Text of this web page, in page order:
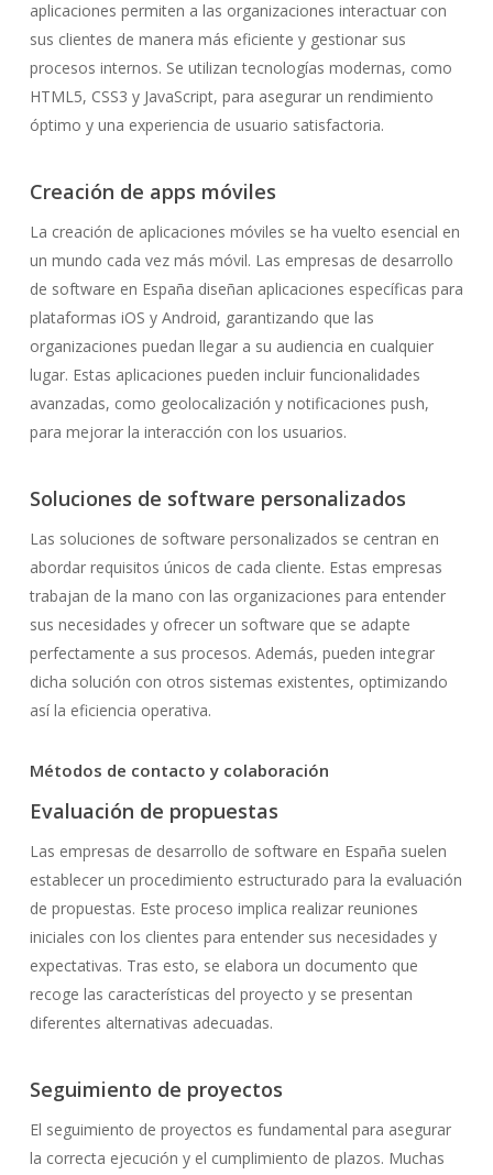
aplicaciones permiten a las organizaciones interactuar con
sus clientes de manera más eficiente y gestionar sus
procesos internos. Se utilizan tecnologías modernas, como
HTML5, CSS3 y JavaScript, para asegurar un rendimiento
óptimo y una experiencia de usuario satisfactoria.
Creación de apps móviles
La creación de aplicaciones móviles se ha vuelto esencial en
un mundo cada vez más móvil. Las empresas de desarrollo
de software en España diseñan aplicaciones específicas para
plataformas iOS y Android, garantizando que las
organizaciones puedan llegar a su audiencia en cualquier
lugar. Estas aplicaciones pueden incluir funcionalidades
avanzadas, como geolocalización y notificaciones push,
para mejorar la interacción con los usuarios.
Soluciones de software personalizados
Las soluciones de software personalizados se centran en
abordar requisitos únicos de cada cliente. Estas empresas
trabajan de la mano con las organizaciones para entender
sus necesidades y ofrecer un software que se adapte
perfectamente a sus procesos. Además, pueden integrar
dicha solución con otros sistemas existentes, optimizando
así la eficiencia operativa.
Métodos de contacto y colaboración
Evaluación de propuestas
Las empresas de desarrollo de software en España suelen
establecer un procedimiento estructurado para la evaluación
de propuestas. Este proceso implica realizar reuniones
iniciales con los clientes para entender sus necesidades y
expectativas. Tras esto, se elabora un documento que
recoge las características del proyecto y se presentan
diferentes alternativas adecuadas.
Seguimiento de proyectos
El seguimiento de proyectos es fundamental para asegurar
la correcta ejecución y el cumplimiento de plazos. Muchas